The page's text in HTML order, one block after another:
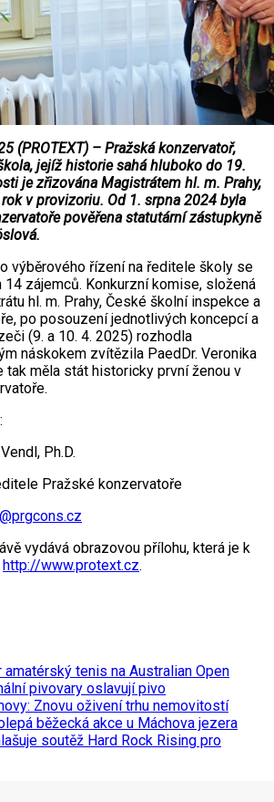
(PROTEXT) – Pražská konzervatoř,
jejíž historie sahá hluboko do 19.
je zřizována Magistrátem hl. m. Prahy,
v provizoriu. Od 1. srpna 2024 byla
pověřena statutární zástupkyně
výběrového řízení na ředitele školy se
zájemců. Konkurzní komise, složená
hl. m. Prahy, České školní inspekce a
po posouzení jednotlivých koncepcí a
(9. a 10. 4. 2025) rozhodla
náskokem zvítězila PaedDr. Veronika
tak měla stát historicky první ženou v
:
Ph.D.
Pražské konzervatoře
vydává obrazovou přílohu, která je k
http://www.protext.cz.
amatérský tenis na Australian Open
pivovary oslavují pivo
Znovu oživení trhu nemovitostí
běžecká akce u Máchova jezera
soutěž Hard Rock Rising pro